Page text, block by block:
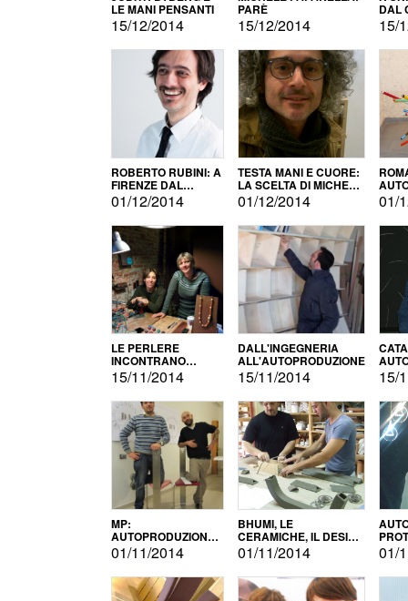
LE MANI PENSANTI
15/12/2014
PARÈ
15/12/2014
DAL
15/
ROBERTO RUBINI: A
FIRENZE DAL
PRODOTTO ALLA
PROMOZIONE
01/12/2014
TESTA MANI E CUORE:
LA SCELTA DI MICHELE
BARBERIO
01/12/2014 01/
LE PERLERE
INCONTRANO
L'AUTOPRODUZIONE
15/11/2014
DALL'INGEGNERIA
ALL'AUTOPRODUZIONE
15/11/2014 15/
MP:
AUTOPRODUZIONE
E INNOVAZIONE
01/11/2014
BHUMI, LE
CERAMICHE, IL DESIGN
E L'AUTOPRODUZIONE
01/11/2014 01/